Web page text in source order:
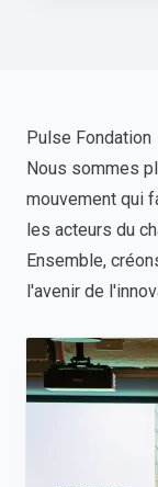
Pulse Fondation
Nous sommes
mouvement qui
les acteurs du
Ensemble,
l'avenir de